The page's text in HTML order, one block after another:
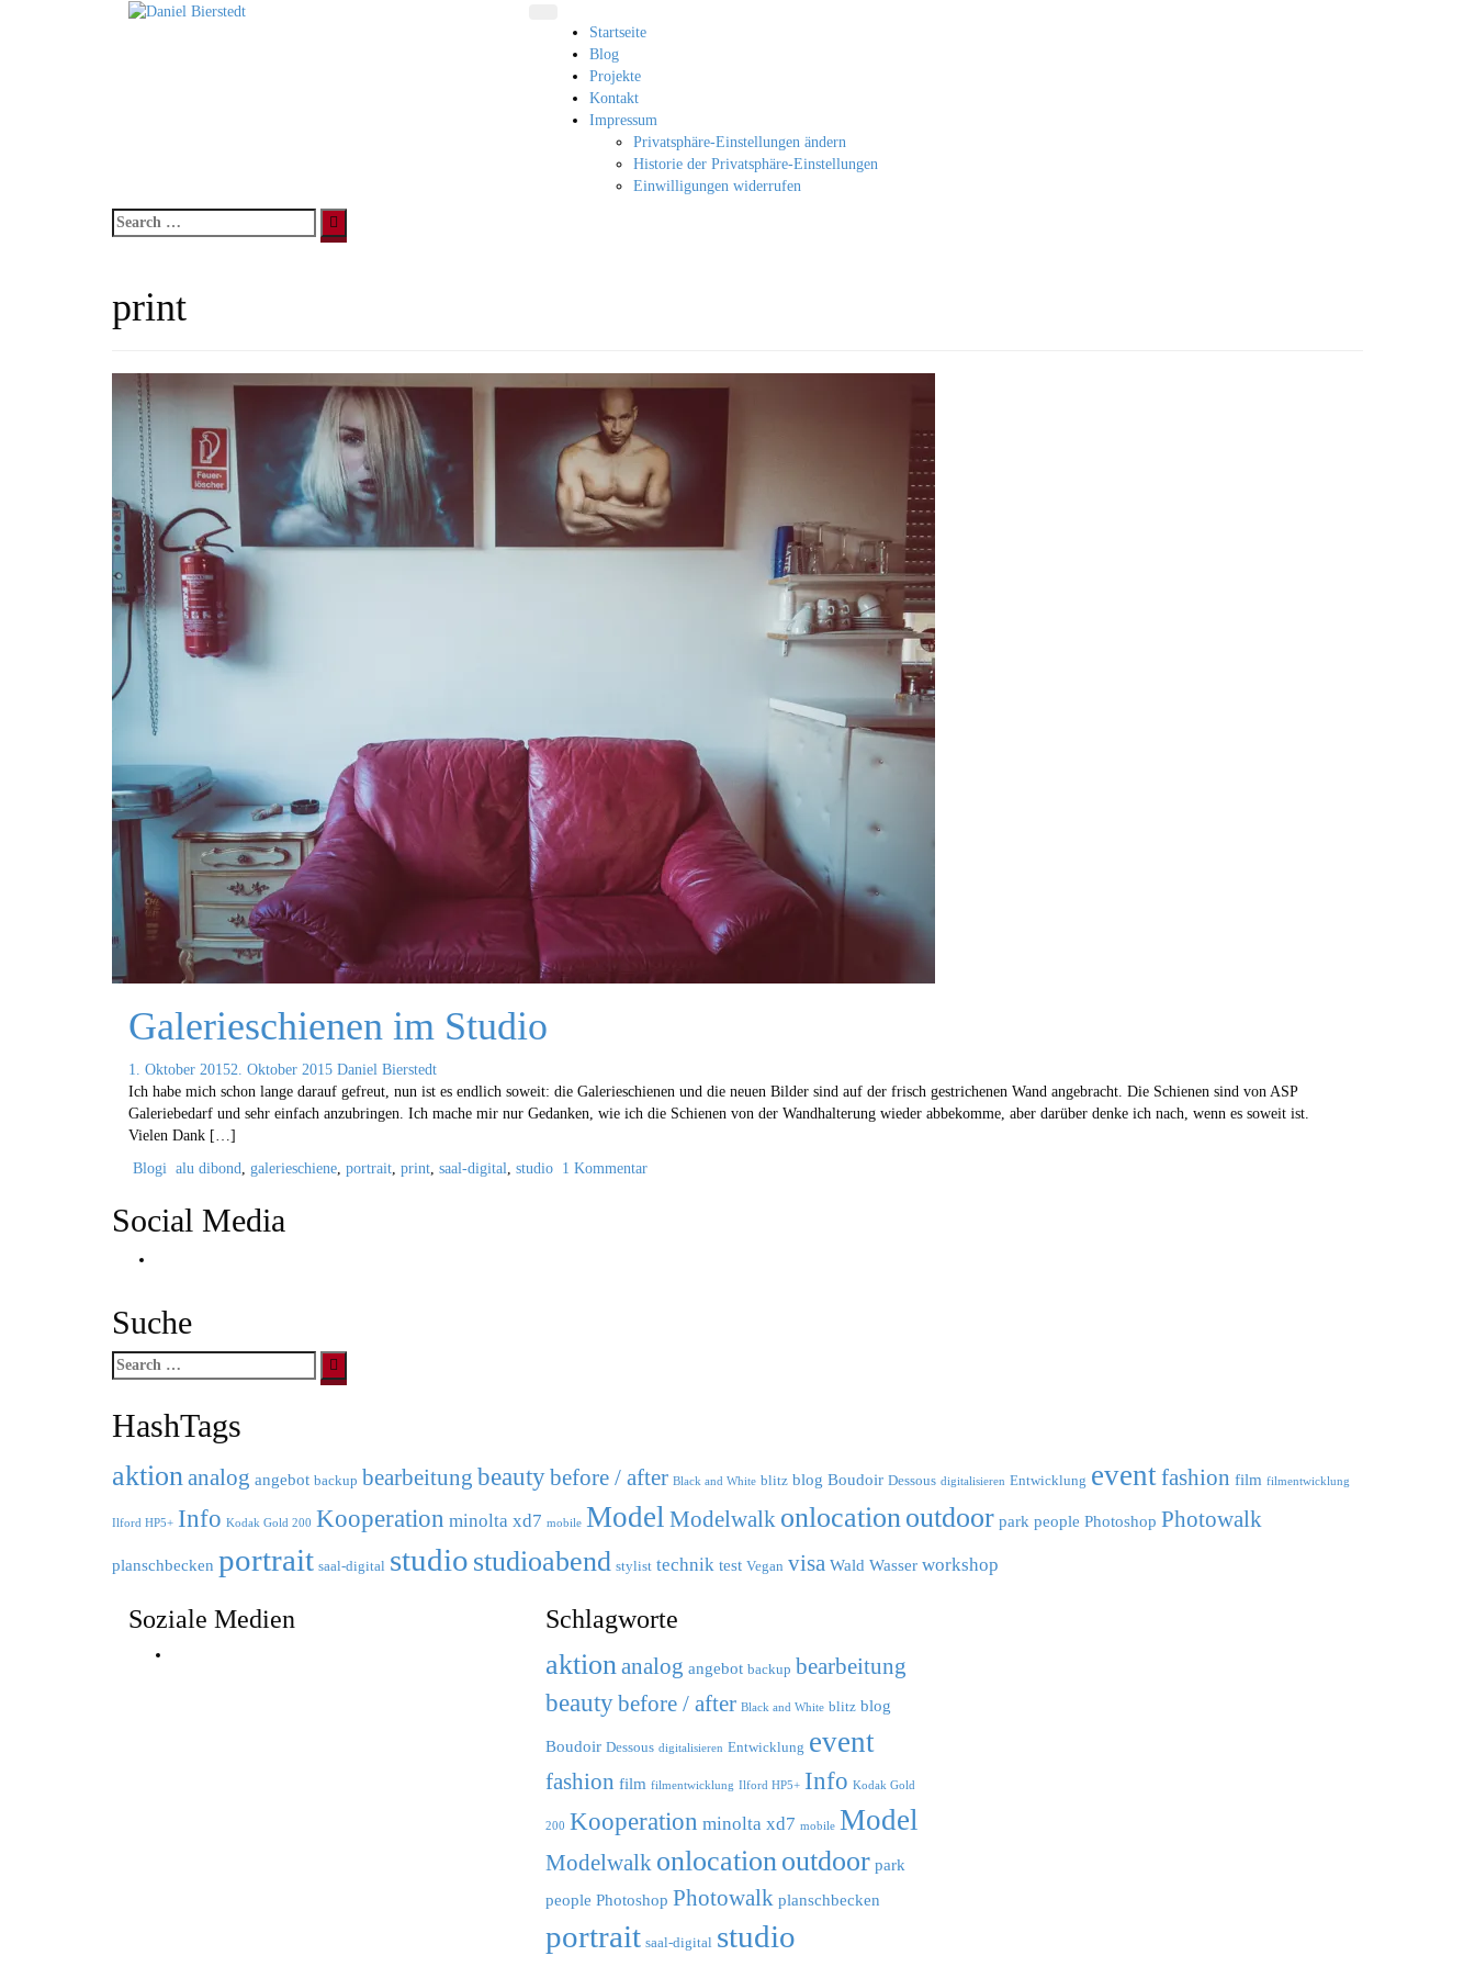
Startseite
Blog
Projekte
Kontakt
Impressum
Privatsphäre-Einstellungen ändern
Historie der Privatsphäre-Einstellungen
Einwilligungen widerrufen
Search
for:
print
Galerieschienen im Studio
1. Oktober 20152. Oktober 2015 Daniel Bierstedt
Ich habe mich schon lange darauf gefreut, nun ist es endlich soweit: die Galerieschienen und die neuen Bilder sind auf der frisch gestrichenen Wand angebracht. Die Schienen sind von ASP
Galeriebedarf und sehr einfach anzubringen. Ich mache mir nur Gedanken, wie ich die Schienen von der Wandhalterung wieder abbekomme, aber darüber denke ich nach, wenn es soweit ist.
Vielen Dank […]
Blogi alu dibond, galerieschiene, portrait, print, saal-digital, studio 1 Kommentar
Social Media
Suche
Search
for:
HashTags
aktionanalog angebot backup bearbeitung beautybefore / after Black and White blitz blog Boudoir Dessous digitalisieren Entwicklung eventfashion film filmentwicklung
Ilford HP5+ Info Kodak Gold 200 Kooperation minolta xd7 mobile Model Modelwalk onlocationoutdoor park people Photoshop Photowalk
planschbecken portrait saal-digital studio studioabend stylist technik test Vegan visa Wald Wasser workshop
Soziale Medien Schlagworte
aktionanalog angebot backup bearbeitung
beautybefore / after Black and White blitz blog
Boudoir Dessous digitalisieren Entwicklung event
fashion film filmentwicklung Ilford HP5+ Info Kodak Gold
200 Kooperation minolta xd7 mobile Model
Modelwalk onlocationoutdoor park
people Photoshop Photowalk planschbecken
portrait saal-digital studio